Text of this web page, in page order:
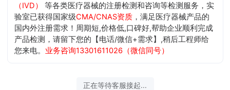
（IVD）
等各类医疗器械的注册检测和咨询等检测服务，实
验室已获得国家级CMA/CNAS资质 ，满足医疗器械产品的
国内外注册需求！周期短,价格低,口碑好,帮助企业顺利完成
产品检测，请留下您的【电话/微信+需求】,稍后工程师给
您来电。业务咨询13301611026（微信同号）
正在等待客服接起...